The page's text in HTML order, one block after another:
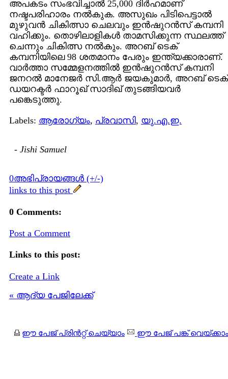
അപകടം സംഭവിച്ചാല്‍ 25,000 ദിര്‍ഹമാണ്
നഷ്ടപരിഹാരം നല്‍കുക. അസുഖം പിടിപെട്ടാല്‍
മുഴുവന്‍ ചികിത്സാ ചെലവും ഇന്‍ഷുറന്‍സ് കമ്പനി
വഹിക്കും. തൊഴിലാളികള്‍ താമസിക്കുന്ന സ്ഥലത്ത്
ചെന്നും ചികിത്സ നല്‍കും. അറബ് ടെക്
കമ്പനിയിലെ 98 ശതമാനം പേരും ഇന്ത്യക്കാരാണ്.
വാര്‍ത്താ സമ്മേളനത്തില്‍ ഇന്‍ഷുറന്‍സ് കമ്പനി
ജനറല്‍ മാനേജര്‍ സി.ആര്‍ ജയകുമാര്‍, അറബ് ടെക്
ഡയറക്ടര്‍ ഫാറൂഖ് സാദിഖ് തുടങ്ങിയവര്‍
പങ്കെടുത്തു.
Labels: ആരോഗ്യം, പ്രവാസി, യു.എ.ഇ.
- Jishi Samuel
0അഭിപ്രായങ്ങള്‍ (+/-)
links to this post
0 Comments:
Post a Comment
Links to this post:
Create a Link
« ആദ്യ പേജിലേക്ക്
ഈ പേജ് പ്രിന്‍റ്റ് ചെയ്യാം ഈ പേജ് പങ്ക് വെയ്ക്കാം